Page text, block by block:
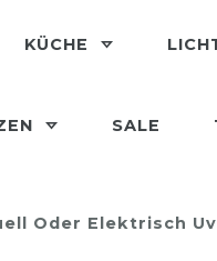
KÜCHE
SALE
Oder Elektrisch